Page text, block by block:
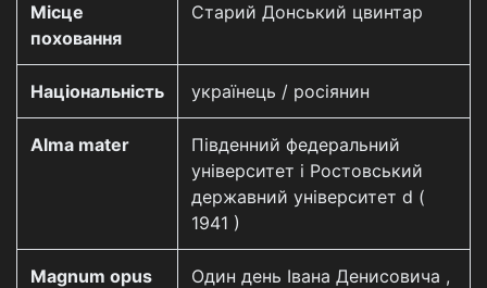
Місце
поховання
Старий Донський цвинтар
Національність українець / росіянин
Alma mater
Південний федеральний
університет і Ростовський
державний університет d (
1941 )
Magnum opus
Один день Івана Денисовича ,